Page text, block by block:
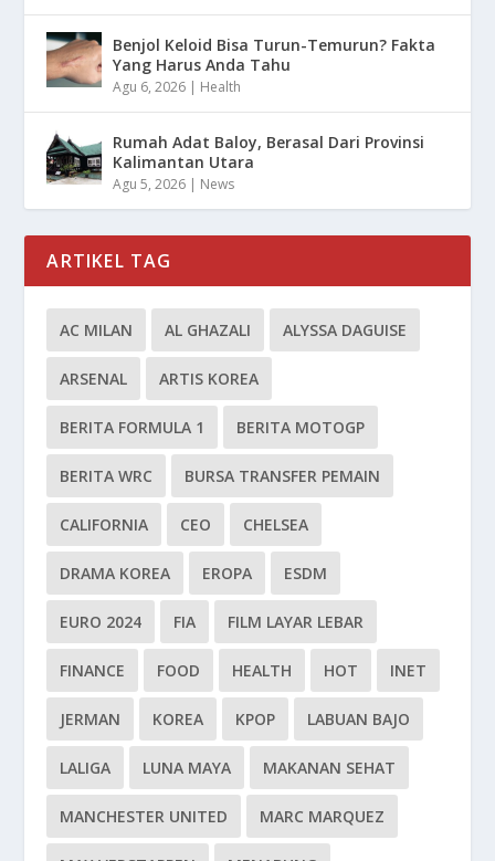
Benjol Keloid Bisa Turun-Temurun? Fakta
Yang Harus Anda Tahu
Agu 6, 2026 | Health
Rumah Adat Baloy, Berasal Dari Provinsi
Kalimantan Utara
Agu 5, 2026 | News
ARTIKEL TAG
AC MILAN AL GHAZALI ALYSSA DAGUISE
ARSENAL ARTIS KOREA
BERITA FORMULA 1 BERITA MOTOGP
BERITA WRC BURSA TRANSFER PEMAIN
CALIFORNIA CEO CHELSEA
DRAMA KOREA EROPA ESDM
EURO 2024 FIA FILM LAYAR LEBAR
FINANCE FOOD HEALTH HOT INET
JERMAN KOREA KPOP LABUAN BAJO
LALIGA LUNA MAYA MAKANAN SEHAT
MANCHESTER UNITED MARC MARQUEZ